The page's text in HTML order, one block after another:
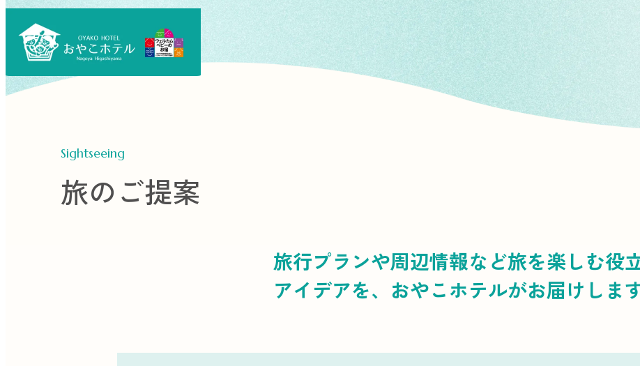
Sightseeing
旅のご提案
旅行プランや周辺情報など旅を楽しむ役
アイデアを、 おやこホテルがお届けしま